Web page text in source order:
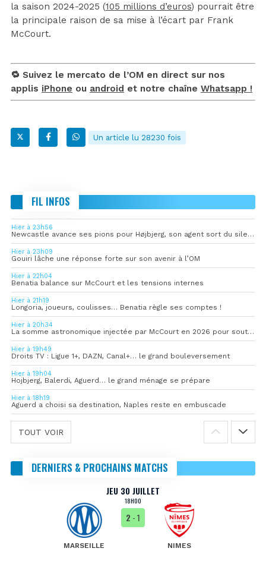
la saison 2024-2025 (105 millions d’euros) pourrait être
la principale raison de sa mise à l’écart par Frank
McCourt.
🔁 Suivez le mercato de l’OM en direct sur nos
applis iPhone ou android et notre chaîne Whatsapp !
Un article lu 28230 fois
FIL INFOS
Hier à 23h56
Newcastle avance ses pions pour Højbjerg, son agent sort du silence
Hier à 23h09
Gouiri lâche une réponse forte sur son avenir à l’OM
Hier à 22h04
Benatia balance sur McCourt et les tensions internes
Hier à 21h19
Longoria, joueurs, coulisses… Benatia règle ses comptes !
Hier à 20h34
La somme astronomique injectée par McCourt en 2026 pour soutenir l’OM
Hier à 19h49
Droits TV : Ligue 1+, DAZN, Canal+… le grand bouleversement
Hier à 19h04
Hojbjerg, Balerdi, Aguerd… le grand ménage se prépare
Hier à 18h19
Aguerd a choisi sa destination, Naples reste en embuscade
TOUT VOIR
DERNIERS & PROCHAINS MATCHS
JEU 30 JUILLET
18H00
MARSEILLE
2 - 1
NIMES